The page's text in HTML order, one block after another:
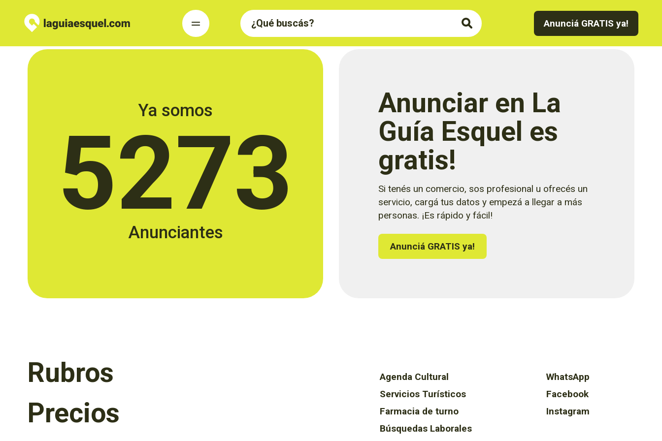
Anunciá GRATIS ya!
Ya somos
5273
Anunciantes
Anunciar en La
Guía Esquel es
gratis!
Si tenés un comercio, sos profesional u ofrecés un
servicio, cargá tus datos y empezá a llegar a más
personas. ¡Es rápido y fácil!
Anunciá GRATIS ya!
Rubros
Precios
Agenda Cultural
Servicios Turísticos
Farmacia de turno
Búsquedas Laborales
WhatsApp
Facebook
Instagram